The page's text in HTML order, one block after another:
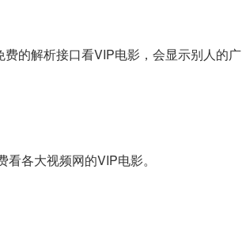
的解析接口看VIP电影，会显示别人的广
各大视频网的VIP电影。